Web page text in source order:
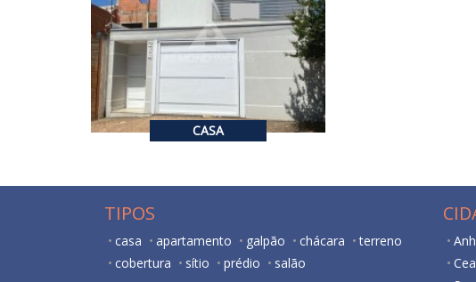
CASA
3 2 174
TIPOS
casa apartamento galpão chácara
terreno
cobertura
sítio prédio salão